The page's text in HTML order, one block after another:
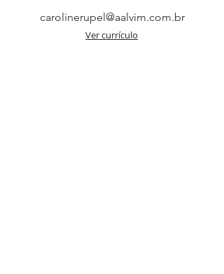
carolinerupel@aalvim.com.br
Ver currículo